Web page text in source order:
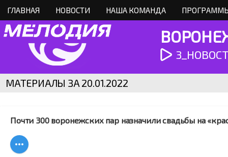
ГЛАВНАЯ НОВОСТИ НАША КОМАНДА
МАТЕРИАЛЫ ЗА 20.01.2022
Почти 300 воронежских пар назначили свадьбы на